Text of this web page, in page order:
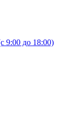
9:00 до 18:00)